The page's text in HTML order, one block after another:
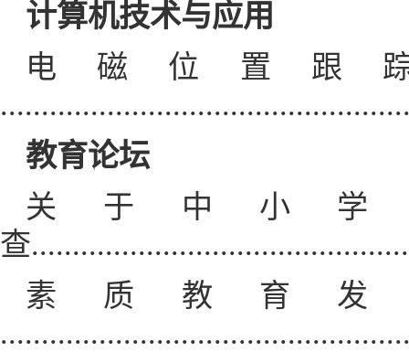
计算机技术与应用
电磁位置跟
教育论坛
关于中小
查
素质教育